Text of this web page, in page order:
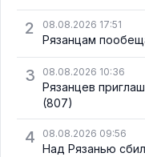
2 08.08.2026 17:51
Рязанцам
3 08.08.2026 10:36
Рязанцев
(807)
4 08.08.2026 09:56
Над Рязанью